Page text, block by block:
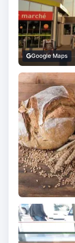
Google Maps